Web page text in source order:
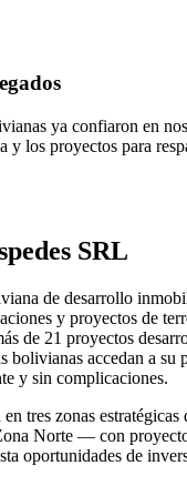
ya confiaron en
y los proyectos para
SRL
de desarrollo
y proyectos de
de 21 proyectos
bolivianas accedan a su
y sin complicaciones.
tres zonas
Norte — con
oportunidades de